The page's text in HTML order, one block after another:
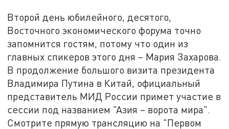
Второй день юбилейного, десятого,
Восточного экономического форума точно
запомнится гостям, потому что один из
главных спикеров этого дня – Мария Захарова.
В продолжение большого визита президента
Владимира Путина в Китай, официальный
представитель МИД России примет участие в
сессии под названием "Азия – ворота мира".
Смотрите прямую трансляцию на "Первом